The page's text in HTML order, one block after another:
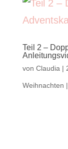
Teil 2 –
von Claudia |
Weihnachten |